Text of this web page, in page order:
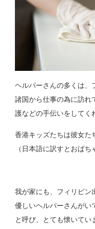
ヘルパーさんの多くは、
諸国から仕事の為に訪れ
護などの手伝いをしてく
香港キッズたちは彼女た
（日本語に訳すとおばち
我が家にも、フィリピン
優しいヘルパーさんがい
と呼び、とても懐いてい